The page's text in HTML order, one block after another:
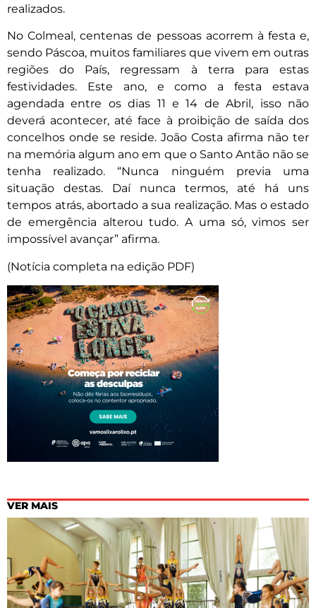
realizados.
No Colmeal, centenas de pessoas acorrem à festa e,
sendo Páscoa, muitos familiares que vivem em outras
regiões do País, regressam à terra para estas
festividades. Este ano, e como a festa estava
agendada entre os dias 11 e 14 de Abril, isso não
deverá acontecer, até face à proibição de saída dos
concelhos onde se reside. João Costa afirma não ter
na memória algum ano em que o Santo Antão não se
tenha realizado. “Nunca ninguém previa uma
situação destas. Daí nunca termos, até há uns
tempos atrás, abortado a sua realização. Mas o estado
de emergência alterou tudo. A uma só, vimos ser
impossível avançar” afirma.
(Notícia completa na edição PDF)
VER MAIS